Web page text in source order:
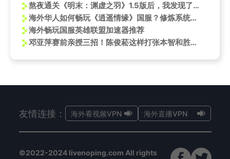
熬夜通关《明末：渊虚之羽》1.5版后，我发现了国产魂类游戏的逆袭密码
海外华人如何畅玩《逍遥情缘》国服？修炼系统全解析
海外畅玩国服英雄联盟加速器推荐
邓亚萍赛前亲授三招！陈俊菘这样打张本智和胜率翻倍
友情连接： 海外看视频VPN 海外直播VPN
©2022-2024 livenoping.com All rights